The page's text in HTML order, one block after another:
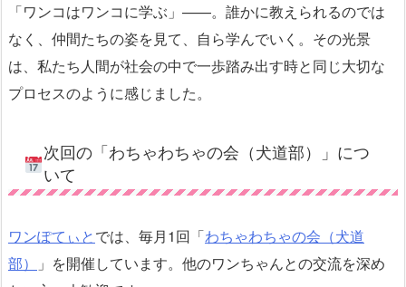
「ワンコはワンコに学ぶ」——。誰かに教えられるのでは
なく、仲間たちの姿を見て、自ら学んでいく。その光景
は、私たち人間が社会の中で一歩踏み出す時と同じ大切な
プロセスのように感じました。
次回の「わちゃわちゃの会（犬道部）」につ
いて
ワンぽてぃとでは、毎月1回「わちゃわちゃの会（犬道
部）
」を開催しています。他のワンちゃんとの交流を深め